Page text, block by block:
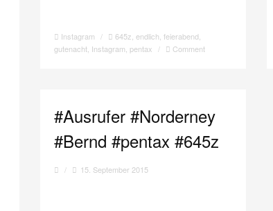
Instagram / 645z ,endlich ,feierabend
gutenacht Instagram pentax / Comment
#Ausrufer #Norderney
#Bernd #pentax #645z
/ 15. September 2015